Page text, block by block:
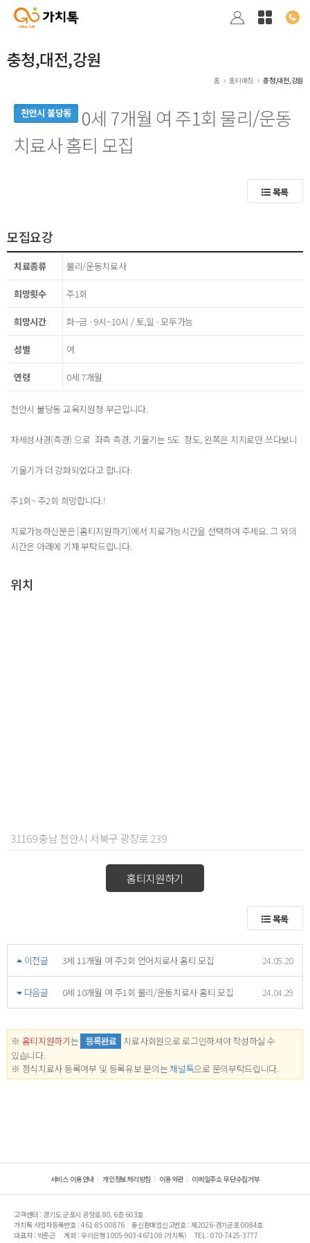
충청,대전,강원
홈 홈티매칭 충청,대전,강원
천안시 불당동
0세 7개월 여 주1회 물리/운동
치료사 홈티 모집
목록
모집요강
치료종류 물리/운동치료사
희망횟수 주1회
희망시간 화~금 - 9시~10시 / 토,일 - 모두가능
성별 여
연령 0세 7개월
천안시 불당동 교육지원청 부근입니다.
자세성사경(측경) 으로 좌측 측경, 기울기는 5도 정도, 왼쪽은 지지로만 쓰다보니
기울기가 더 강화되었다고 합니다.
주1회~ 주2회 희망합니다.!
치료가능하신분은 [홈티지원하기]에서 치료가능시간을 선택하여 주세요. 그 외의
시간은 아래에 기재 부탁드립니다.
위치
31169 충남 천안시 서북구 광장로 239
홈티지원하기
목록
이전글 3세 11개월 여 주2회 언어치료사 홈티 모집 24.05.20
다음글 0세 10개월 여 주1회 물리/운동치료사 홈티 모집 24.04.29
※ 홈티지원하기는 등록완료 치료사회원으로 로그인하셔야 작성하실 수
있습니다.
※ 정식치료사 등록여부 및 등록유보 문의는 채널톡으로 문의부탁드립니다.
서비스 이용안내 개인정보처리방침 이용약관 이메일주소 무단수집거부
고객센터 : 경기도 군포시 광정로 80, 6층 603호
가치톡 사업자등록번호 : 461-85-00876
통신판매업신고번호 : 제2026-경기군포-0084호
대표자 : 박준근
계좌 : 우리은행 1005-903-467108 (가치톡)
TEL : 070-7425-3777